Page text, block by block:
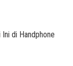
di Handphone